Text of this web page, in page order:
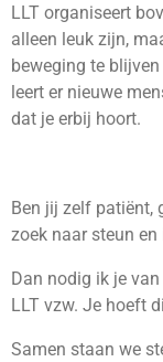
LLT organiseert
alleen leuk zijn,
beweging te
leert er nieuwe
dat je erbij hoort.
Ben jij zelf patiënt,
zoek naar steun
Dan nodig ik je
LLT vzw. Je hoeft
Samen staan we